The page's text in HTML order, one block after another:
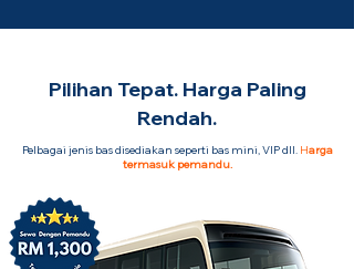
Pilihan Tepat. Harga Paling
Rendah.
Pelbagai jenis bas disediakan seperti bas mini, VIP dll. Harga
termasuk pemandu.